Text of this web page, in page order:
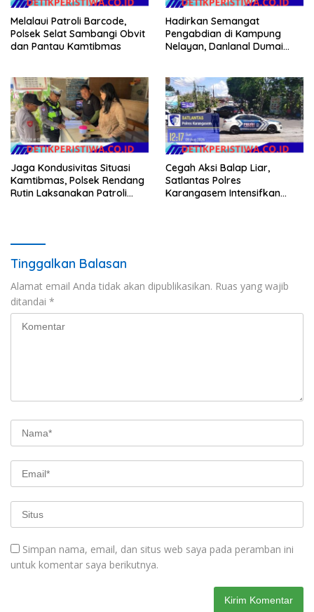
Melalaui Patroli Barcode,
Polsek Selat Sambangi Obvit
dan Pantau Kamtibmas
Hadirkan Semangat
Pengabdian di Kampung
Nelayan, Danlanal Dumai
Jaga Kondusivitas Situasi
Kamtibmas, Polsek Rendang
Rutin Laksanakan Patroli
Cegah Aksi Balap Liar,
Satlantas Polres
Karangasem Intensifkan
Tinggalkan Balasan
Alamat email Anda tidak akan dipublikasikan. Ruas yang wajib
ditandai *
Simpan nama, email, dan situs web saya pada peramban ini
untuk komentar saya berikutnya.